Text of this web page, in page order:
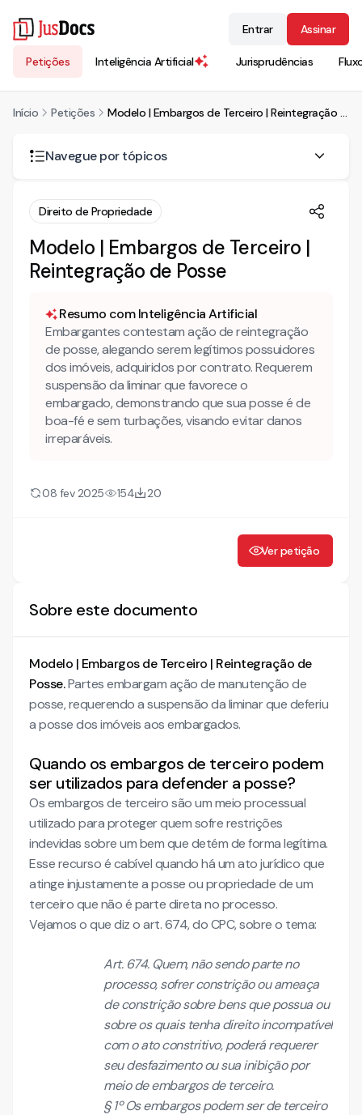
Petições Inteligência Artificial Jurisprudências
Entrar Assinar
Início Petições Modelo | Embargos de Terceiro | Reintegração de Posse
Navegue por tópicos
Quando os embargos de terceiro podem ser utilizados
para defender a posse?
Como funciona a admissibilidade dos embargos de
terceiro em uma ação de execução?
Conheça também nossa INTELIGÊNCIA ARTIFICIAL, para
dar todo o suporte necessário ao advogado!
EMBARGOS DE TERCEIRO C/C PEDIDO DE TUTELA DE
1. FATOS
2. TUTELA DE URGÊNCIA
Direito de Propriedade
Modelo | Embargos de Terceiro |
Reintegração de Posse
Resumo com Inteligência Artificial
Embargantes contestam ação de reintegração
de posse, alegando serem legítimos possuidores
dos imóveis, adquiridos por contrato. Requerem
suspensão da liminar que favorece o
embargado, demonstrando que sua posse é de
boa-fé e sem turbações, visando evitar danos
irreparáveis.
08 fev 2025 154 20
Ver petição
Sobre este documento
Modelo | Embargos de Terceiro | Reintegração de
Posse.Partes embargam ação de manutenção de
posse, requerendo a suspensão da liminar que deferiu
a posse dos imóveis aos embargados.
Quando os embargos de terceiro podem
ser utilizados para defender a posse?
Os embargos de terceiro são um meio processual
utilizado para proteger quem sofre restrições
indevidas sobre um bem que detém de forma legítima.
Esse recurso é cabível quando há um ato jurídico que
atinge injustamente a posse ou propriedade de um
terceiro que não é parte direta no processo.
Vejamos o que diz o art. 674, do CPC, sobre o tema:
Art. 674. Quem, não sendo parte no
processo, sofrer constrição ou ameaça
de constrição sobre bens que possua ou
sobre os quais tenha direito incompatível
com o ato constritivo, poderá requerer
seu desfazimento ou sua inibição por
meio de embargos de terceiro.
§ 1º Os embargos podem ser de terceiro